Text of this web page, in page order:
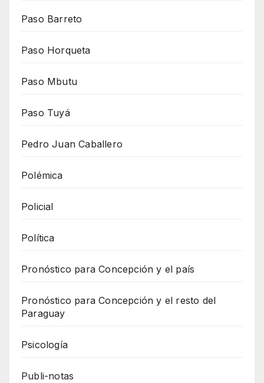
Paso Barreto
Paso Horqueta
Paso Mbutu
Paso Tuyá
Pedro Juan Caballero
Polémica
Policial
Política
Pronóstico para Concepción y el país
Pronóstico para Concepción y el resto del
Paraguay
Psicología
Publi-notas